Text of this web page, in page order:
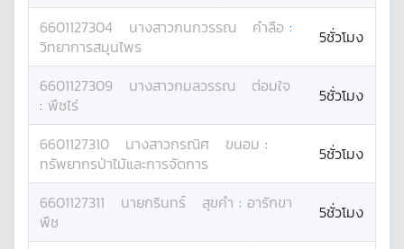
6601127304
นางสาวกนกวรรณ คำลือ :
วิทยาการสมุนไพร
5ชั่วโมง
6601127309 นางสาวกมลวรรณ
ต่อมใจ
: พืชไร่ 5ชั่วโมง
6601127310 นางสาวกรณิศ ขนอม :
ทรัพยากรป่าไม้และการจัดการ
5ชั่วโมง
6601127311 นายกรินทร์ สุขคำ : อารักขา
พืช
5ชั่วโมง